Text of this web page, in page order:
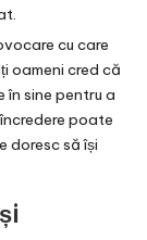
cu care
oameni cred că
în sine pentru a
poate
doresc să își